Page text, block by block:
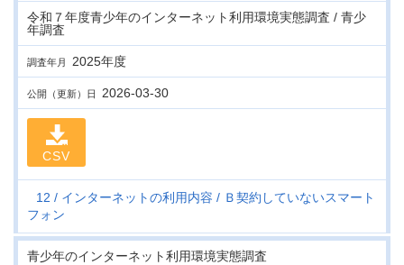
令和７年度青少年のインターネット利用環境実態調査 / 青少
年調査
調査年月 2025年度
公開（更新）日 2026-03-30
CSV
12 インターネットの利用内容
Ｂ契約していないスマート
フォン
青少年のインターネット利用環境実態調査